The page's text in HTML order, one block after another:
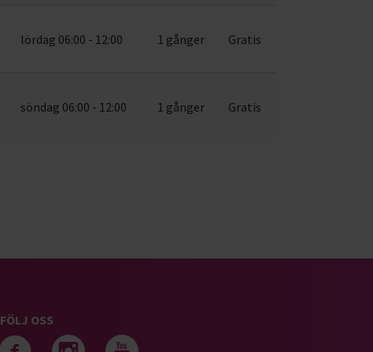
lördag 06:00 - 12:00 1 gånger Gratis
söndag 06:00 - 12:00 1 gånger Gratis
FÖLJ OSS